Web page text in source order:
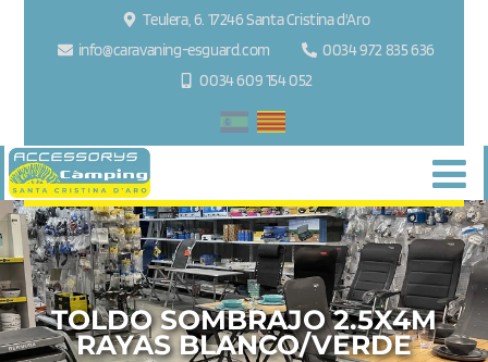
Teulera, 6. 17246 Santa Cristina d'Aro
info@caravaning-esguard.com
0034 972 835 636
0034 609 154 052
TOLDO SOMBRAJO 2.5X4M
RAYAS BLANCO/VERDE